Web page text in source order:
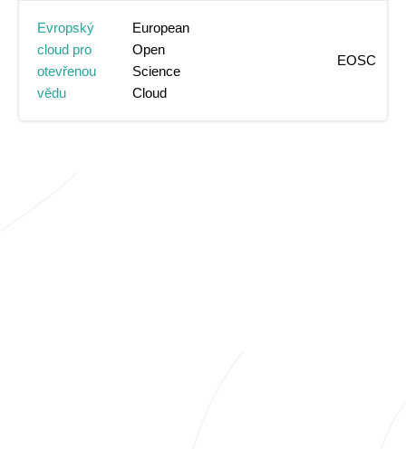
Evropský
cloud pro
otevřenou
vědu
European
Open
Science
Cloud
EOSC